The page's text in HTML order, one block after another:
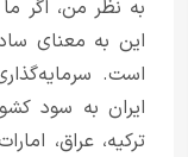
به نظر من، اگر
این به معنای
است.
ایران به سود
ترکیه، عراق،